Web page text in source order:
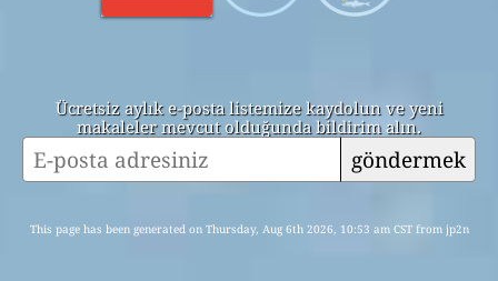
Ücretsiz aylık e-posta listemize kaydolun ve yeni
makaleler mevcut olduğunda bildirim alın.
göndermek
This page has been generated on Thursday, Aug 6th 2026, 10:53 am CST from jp2n